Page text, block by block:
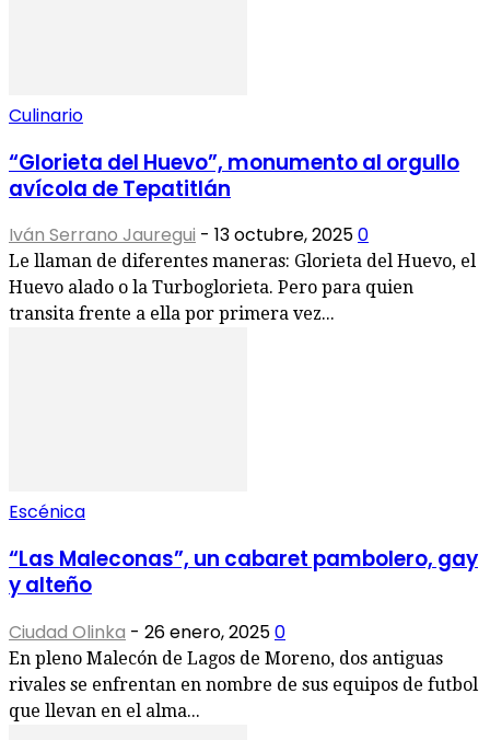
Culinario
“Glorieta del Huevo”, monumento al orgullo
avícola de Tepatitlán
Iván Serrano Jauregui - 13 octubre, 20250
Le llaman de diferentes maneras: Glorieta del Huevo, el
Huevo alado o la Turboglorieta. Pero para quien
transita frente a ella por primera vez...
Escénica
“Las Maleconas”, un cabaret pambolero, gay
y alteño
Ciudad Olinka - 26 enero, 20250
En pleno Malecón de Lagos de Moreno, dos antiguas
rivales se enfrentan en nombre de sus equipos de futbol
que llevan en el alma...